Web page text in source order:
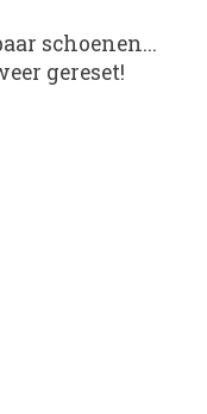
schoenen...
gereset!